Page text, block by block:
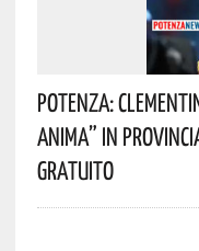
Potenza:
Anima” In
Gratuito